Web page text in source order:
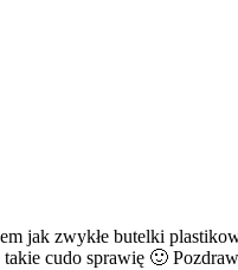
jak zwykłe butelki
cudo sprawię 🙂